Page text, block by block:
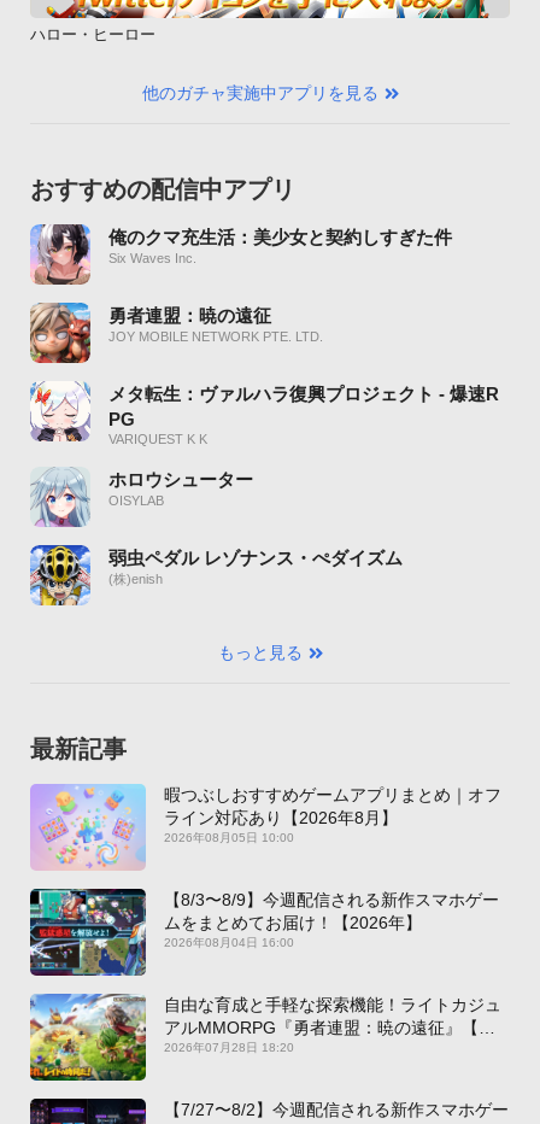
ハロー・ヒーロー
他のガチャ実施中アプリを見る
おすすめの配信中アプリ
俺のクマ充生活：美少女と契約しすぎた件
Six Waves Inc.
勇者連盟：暁の遠征
JOY MOBILE NETWORK PTE. LTD.
メタ転生：ヴァルハラ復興プロジェクト - 爆速R
PG
VARIQUEST K K
ホロウシューター
OISYLAB
弱虫ペダル レゾナンス・ぺダイズム
(株)enish
もっと見る
最新記事
暇つぶしおすすめゲームアプリまとめ｜オフ
ライン対応あり【2026年8月】
2026年08月05日 10:00
【8/3〜8/9】今週配信される新作スマホゲー
ムをまとめてお届け！【2026年】
2026年08月04日 16:00
自由な育成と手軽な探索機能！ライトカジュ
アルMMORPG『勇者連盟：暁の遠征』【最
新作PICKUP】
2026年07月28日 18:20
【7/27〜8/2】今週配信される新作スマホゲー